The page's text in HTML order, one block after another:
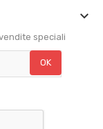

speciali